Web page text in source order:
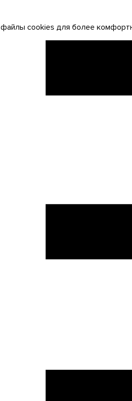
файлы cookies для более